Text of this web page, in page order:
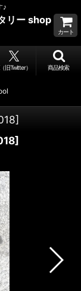
♪
リー shop
カート
旧Twitter） 商品検索
]
]